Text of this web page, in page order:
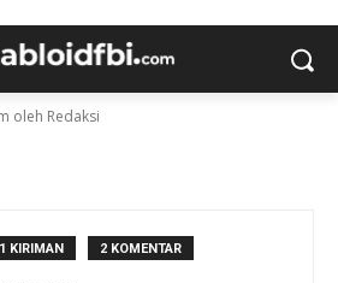
oleh Redaksi
KIRIMAN 2 KOMENTAR